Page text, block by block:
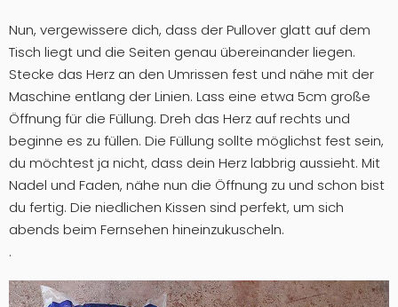
Nun, vergewissere dich, dass der Pullover glatt auf dem
Tisch liegt und die Seiten genau übereinander liegen.
Stecke das Herz an den Umrissen fest und nähe mit der
Maschine entlang der Linien. Lass eine etwa 5cm große
Öffnung für die Füllung. Dreh das Herz auf rechts und
beginne es zu füllen. Die Füllung sollte möglichst fest sein,
du möchtest ja nicht, dass dein Herz labbrig aussieht. Mit
Nadel und Faden, nähe nun die Öffnung zu und schon bist
du fertig. Die niedlichen Kissen sind perfekt, um sich
abends beim Fernsehen hineinzukuscheln.
.